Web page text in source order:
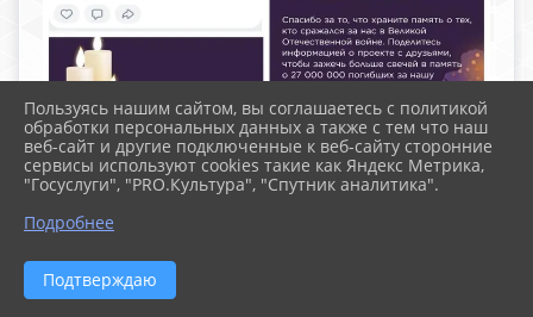
Пользуясь нашим сайтом, вы соглашаетесь с политикой
обработки персональных данных а также с тем что наш
веб-сайт и другие подключенные к веб-сайту сторонние
сервисы используют cookies такие как Яндекс Метрика,
"Госуслуги", "PRO.Культура", "Спутник аналитика".
Подробнее
Подтверждаю